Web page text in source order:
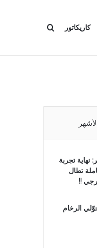
كاريكاتور بحث عن
نهاية تجربة
تطال
!!
الرخام